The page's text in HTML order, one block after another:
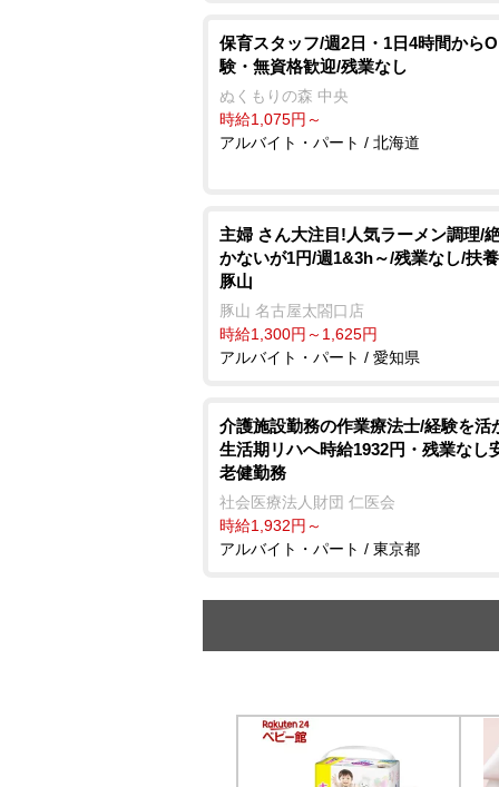
保育スタッフ/週2日・1日4時間から
験・無資格歓迎/残業なし
ぬくもりの森 中央
時給1,075円～
アルバイト・パート / 北海道
主婦 さん大注目!人気ラーメン調理/
かないが1円/週1&3h～/残業なし/扶
豚山
豚山 名古屋太閤口店
時給1,300円～1,625円
アルバイト・パート / 愛知県
介護施設勤務の作業療法士/経験を活
生活期リハへ時給1932円・残業なし
老健勤務
社会医療法人財団 仁医会
時給1,932円～
アルバイト・パート / 東京都